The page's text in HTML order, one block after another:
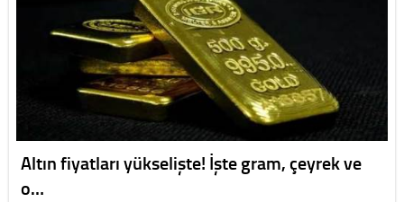
Altın fiyatları yükselişte! İşte gram, çeyrek ve
o…